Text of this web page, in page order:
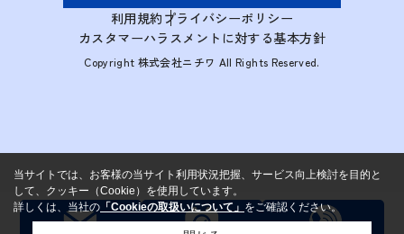
利用規約プライバシーポリシー
カスタマーハラスメントに対する基本方針
Copyright 株式会社ニチワ All Rights Reserved.
当サイトでは、お客様の当サイト利用状況把握、サービス向上検討を目的と
して、クッキー（Cookie）を使用しています。
詳しくは、当社の 「Cookieの取扱いについて」 をご確認ください。